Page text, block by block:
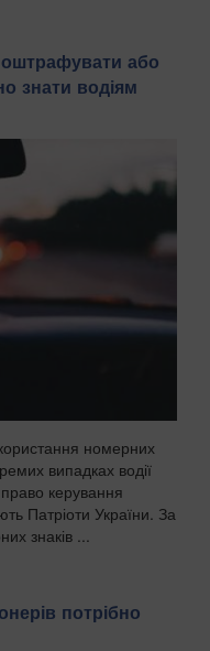
або
знати водіям
номерних
випадках водії
керування
Патріоти України. За
знаків ...
потрібно